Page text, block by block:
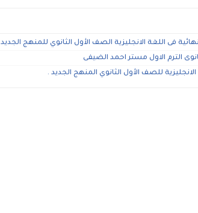
فى اللغة الانجليزية الصف الأول الثانوي للمنهج الجديد 2018
الترم الاول مستر احمد الضيفى
للصف الأول الثانوي المنهج الجديد .